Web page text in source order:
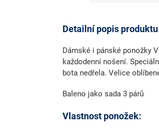
Detailní popis produktu
Dámské i pánské ponožky
každodenní nošení.
bota nedřela. Velice
Baleno jako sada 3 párů
Vlastnost ponožek: